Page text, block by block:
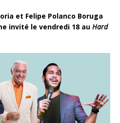
et Felipe Polanco Boruga
invité le vendredi 18 au Hard